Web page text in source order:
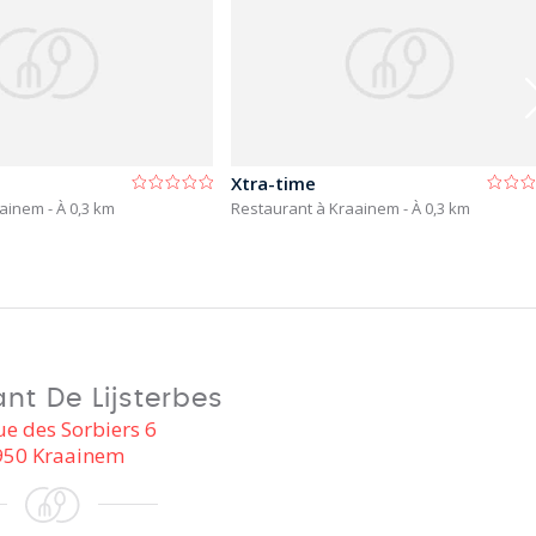
- À 0,3 km
Xtra-time
Restaurant à Kraainem - À 0,3 km
De Lijsterbes
des Sorbiers 6
Kraainem